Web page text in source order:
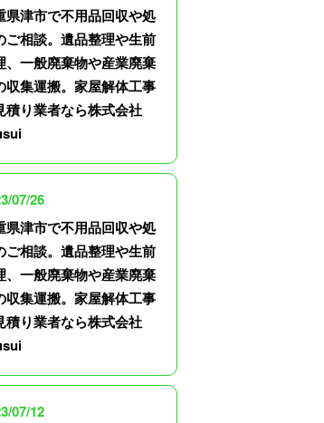
県津市で不用品回収や処
ご相談。遺品整理や生前
、一般廃棄物や産業廃棄
収集運搬。家屋解体工事
積り業者なら株式会社
07/26
県津市で不用品回収や処
ご相談。遺品整理や生前
、一般廃棄物や産業廃棄
収集運搬。家屋解体工事
積り業者なら株式会社
07/12